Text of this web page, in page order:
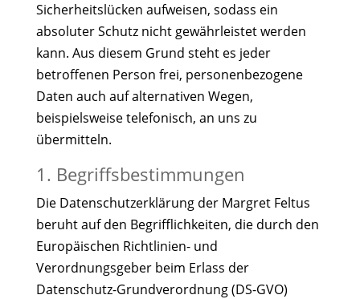
Sicherheitslücken aufweisen, sodass ein
absoluter Schutz nicht gewährleistet werden
kann. Aus diesem Grund steht es jeder
betroffenen Person frei, personenbezogene
Daten auch auf alternativen Wegen,
beispielsweise telefonisch, an uns zu
übermitteln.
1. Begriffsbestimmungen
Die Datenschutzerklärung der Margret Feltus
beruht auf den Begrifflichkeiten, die durch den
Europäischen Richtlinien- und
Verordnungsgeber beim Erlass der
Datenschutz-Grundverordnung (DS-GVO)